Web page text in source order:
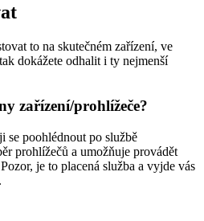
to na skutečném zařízení, ve
dokážete odhalit i ty nejmenší
zařízení/prohlížeče?
se poohlédnout po službě
prohlížečů a umožňuje provádět
je to placená služba a vyjde vás